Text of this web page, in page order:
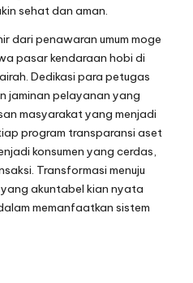
sehat dan aman.
dari penawaran umum moge
pasar kendaraan hobi di
Dedikasi para petugas
jaminan pelayanan yang
masyarakat yang menjadi
program transparansi aset
konsumen yang cerdas,
Transformasi menuju
akuntabel kian nyata
memanfaatkan sistem